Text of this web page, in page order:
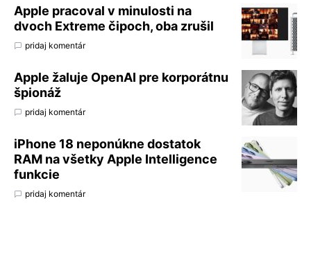
Apple pracoval v minulosti na
dvoch Extreme čipoch, oba zrušil
pridaj komentár
Apple žaluje OpenAI pre korporátnu
špionáž
pridaj komentár
iPhone 18 neponúkne dostatok
RAM na všetky Apple Intelligence
funkcie
pridaj komentár